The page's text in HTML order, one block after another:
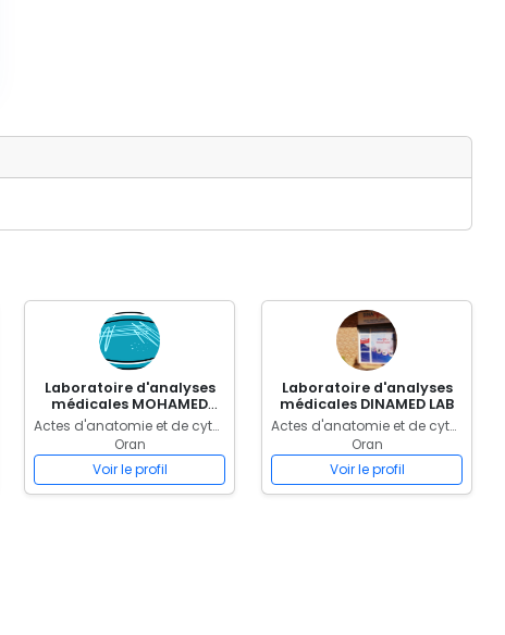
Laboratoire d'analyses
médicales MOHAMED
MAHDANI
Actes d'anatomie et de cytologie pathologiques
Oran
Voir le profil
Laboratoire d'analyses
médicales DINAMED LAB
Actes d'anatomie et de cytologie pathologiques
Oran
Voir le profil